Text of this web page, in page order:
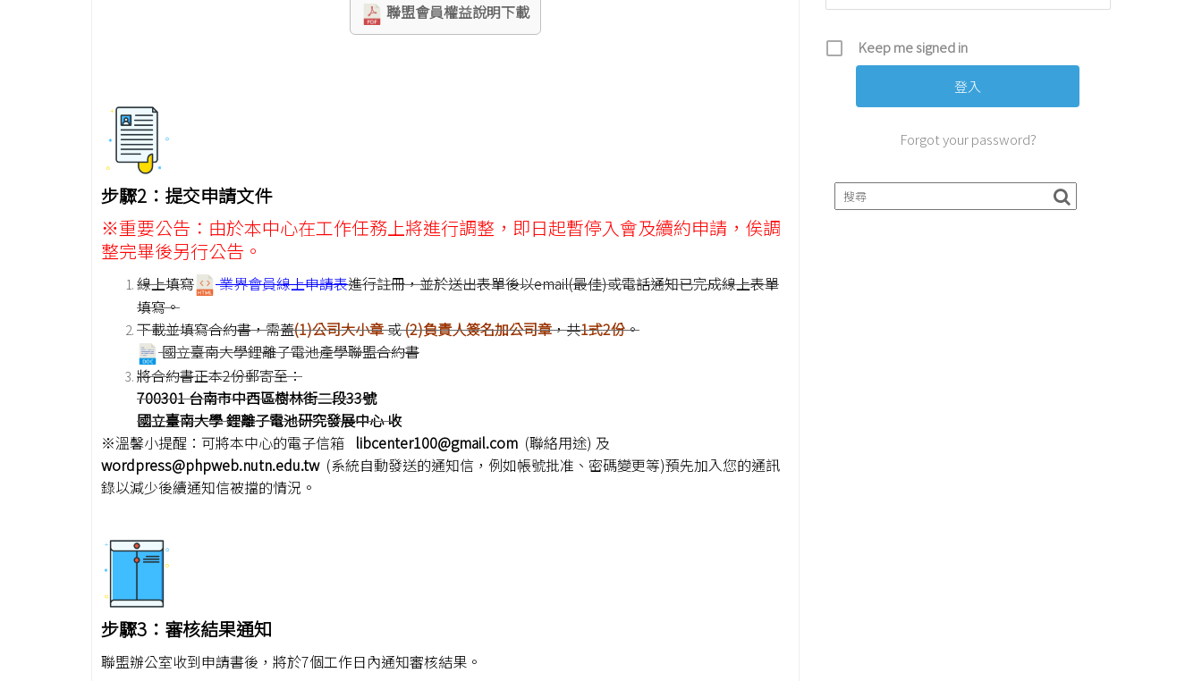
聯盟會員權益說明下載
步驟2：提交申請文件
※重要公告：由於本中心在工作任務上將進行調整，即日起暫停入會及續約申請，俟調
整完畢後另行公告。
線上填寫 業界會員線上申請表進行註冊，並於送出表單後以email(最佳)或電話通知已完成線上表單
填寫。
下載並填寫合約書，需蓋(1)公司大小章或(2)負責人簽名加公司章，共1式2份。
國立臺南大學鋰離子電池產學聯盟合約書
將合約書正本2份郵寄至：
700301台南市中西區樹林街二段33號
國立臺南大學 鋰離子電池研究發展中心 收
※溫馨小提醒：可將本中心的電子信箱 libcenter100@gmail.com (聯絡用途) 及
wordpress@phpweb.nutn.edu.tw (系統自動發送的通知信，例如帳號批准、密碼變更等)預先加入您的通訊
錄以減少後續通知信被擋的情況。
步驟3：審核結果通知
聯盟辦公室收到申請書後，將於7個工作日內通知審核結果。
Keep me signed in
Forgot your password?